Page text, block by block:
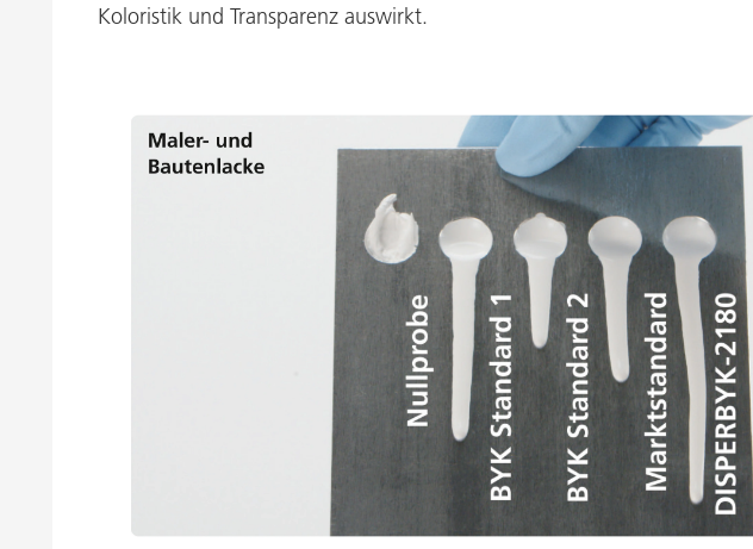
Koloristik und Transparenz auswirkt.